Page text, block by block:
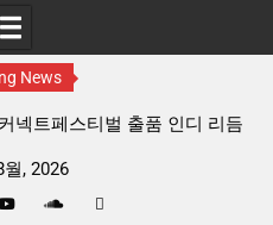
News
애니메이션 ‘고스트밴드’ 8월 26
월, 2026